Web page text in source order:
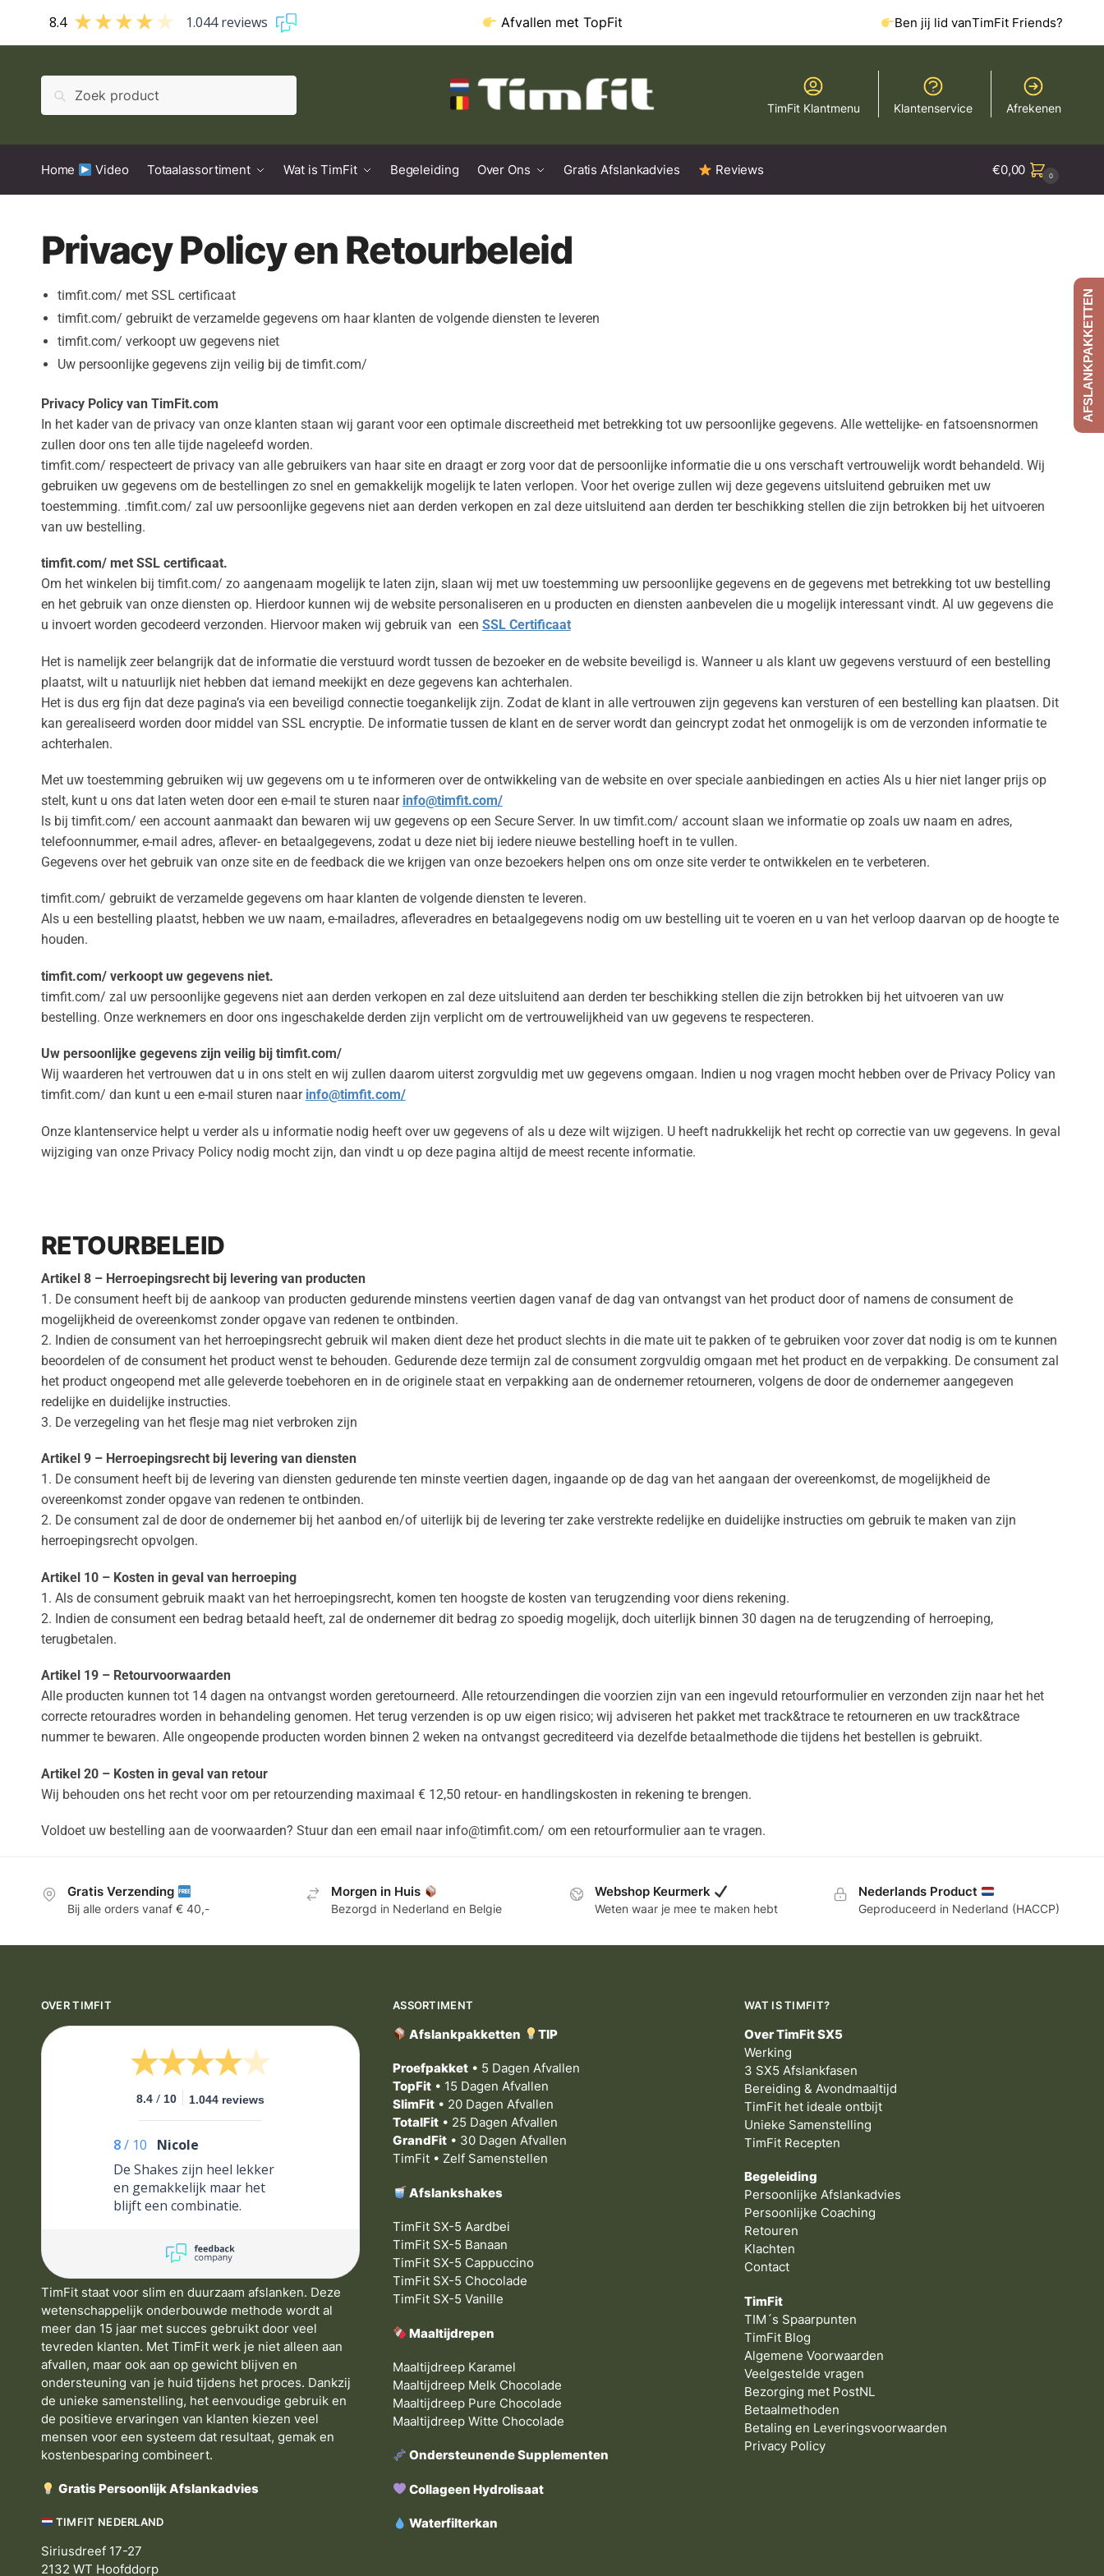
8.4 1.044 reviews Afvallen met TopFit Ben jij lid vanTimFit Friends?
Zoeken
TimFit Klantmenu Klantenservice Afrekenen
Home Video Totaalassortiment Wat is TimFit Begeleiding Over Ons Gratis Afslankadvies Reviews €0,00 0
Privacy Policy en Retourbeleid
timfit.com/ met SSL certificaat
timfit.com/ gebruikt de verzamelde gegevens om haar klanten de volgende diensten te leveren
timfit.com/ verkoopt uw gegevens niet
Uw persoonlijke gegevens zijn veilig bij de timfit.com/
Privacy Policy van TimFit.com
In het kader van de privacy van onze klanten staan wij garant voor een optimale discreetheid met betrekking tot uw persoonlijke gegevens. Alle wettelijke- en fatsoensnormen
zullen door ons ten alle tijde nageleefd worden.
timfit.com/ respecteert de privacy van alle gebruikers van haar site en draagt er zorg voor dat de persoonlijke informatie die u ons verschaft vertrouwelijk wordt behandeld. Wij
gebruiken uw gegevens om de bestellingen zo snel en gemakkelijk mogelijk te laten verlopen. Voor het overige zullen wij deze gegevens uitsluitend gebruiken met uw
toestemming. .timfit.com/ zal uw persoonlijke gegevens niet aan derden verkopen en zal deze uitsluitend aan derden ter beschikking stellen die zijn betrokken bij het uitvoeren
van uw bestelling.
timfit.com/ met SSL certificaat.
Om het winkelen bij timfit.com/ zo aangenaam mogelijk te laten zijn, slaan wij met uw toestemming uw persoonlijke gegevens en de gegevens met betrekking tot uw bestelling
en het gebruik van onze diensten op. Hierdoor kunnen wij de website personaliseren en u producten en diensten aanbevelen die u mogelijk interessant vindt. Al uw gegevens die
u invoert worden gecodeerd verzonden. Hiervoor maken wij gebruik van een SSL Certificaat
Het is namelijk zeer belangrijk dat de informatie die verstuurd wordt tussen de bezoeker en de website beveiligd is. Wanneer u als klant uw gegevens verstuurd of een bestelling
plaatst, wilt u natuurlijk niet hebben dat iemand meekijkt en deze gegevens kan achterhalen.
Het is dus erg fijn dat deze pagina’s via een beveiligd connectie toegankelijk zijn. Zodat de klant in alle vertrouwen zijn gegevens kan versturen of een bestelling kan plaatsen. Dit
kan gerealiseerd worden door middel van SSL encryptie. De informatie tussen de klant en de server wordt dan geincrypt zodat het onmogelijk is om de verzonden informatie te
achterhalen.
Met uw toestemming gebruiken wij uw gegevens om u te informeren over de ontwikkeling van de website en over speciale aanbiedingen en acties Als u hier niet langer prijs op
stelt, kunt u ons dat laten weten door een e-mail te sturen naar info@timfit.com/
ls bij timfit.com/ een account aanmaakt dan bewaren wij uw gegevens op een Secure Server. In uw timfit.com/ account slaan we informatie op zoals uw naam en adres,
telefoonnummer, e-mail adres, aflever- en betaalgegevens, zodat u deze niet bij iedere nieuwe bestelling hoeft in te vullen.
Gegevens over het gebruik van onze site en de feedback die we krijgen van onze bezoekers helpen ons om onze site verder te ontwikkelen en te verbeteren.
timfit.com/ gebruikt de verzamelde gegevens om haar klanten de volgende diensten te leveren.
Als u een bestelling plaatst, hebben we uw naam, e-mailadres, afleveradres en betaalgegevens nodig om uw bestelling uit te voeren en u van het verloop daarvan op de hoogte te
houden.
timfit.com/ verkoopt uw gegevens niet.
timfit.com/ zal uw persoonlijke gegevens niet aan derden verkopen en zal deze uitsluitend aan derden ter beschikking stellen die zijn betrokken bij het uitvoeren van uw
bestelling. Onze werknemers en door ons ingeschakelde derden zijn verplicht om de vertrouwelijkheid van uw gegevens te respecteren.
Uw persoonlijke gegevens zijn veilig bij timfit.com/
Wij waarderen het vertrouwen dat u in ons stelt en wij zullen daarom uiterst zorgvuldig met uw gegevens omgaan. Indien u nog vragen mocht hebben over de Privacy Policy van
timfit.com/ dan kunt u een e-mail sturen naar info@timfit.com/
Onze klantenservice helpt u verder als u informatie nodig heeft over uw gegevens of als u deze wilt wijzigen. U heeft nadrukkelijk het recht op correctie van uw gegevens. In geval
wijziging van onze Privacy Policy nodig mocht zijn, dan vindt u op deze pagina altijd de meest recente informatie.
RETOURBELEID
Artikel 8 – Herroepingsrecht bij levering van producten
1. De consument heeft bij de aankoop van producten gedurende minstens veertien dagen vanaf de dag van ontvangst van het product door of namens de consument de
mogelijkheid de overeenkomst zonder opgave van redenen te ontbinden.
2. Indien de consument van het herroepingsrecht gebruik wil maken dient deze het product slechts in die mate uit te pakken of te gebruiken voor zover dat nodig is om te kunnen
beoordelen of de consument het product wenst te behouden. Gedurende deze termijn zal de consument zorgvuldig omgaan met het product en de verpakking. De consument zal
het product ongeopend met alle geleverde toebehoren en in de originele staat en verpakking aan de ondernemer retourneren, volgens de door de ondernemer aangegeven
redelijke en duidelijke instructies.
3. De verzegeling van het flesje mag niet verbroken zijn
Artikel 9 – Herroepingsrecht bij levering van diensten
1. De consument heeft bij de levering van diensten gedurende ten minste veertien dagen, ingaande op de dag van het aangaan der overeenkomst, de mogelijkheid de
overeenkomst zonder opgave van redenen te ontbinden.
2. De consument zal de door de ondernemer bij het aanbod en/of uiterlijk bij de levering ter zake verstrekte redelijke en duidelijke instructies om gebruik te maken van zijn
herroepingsrecht opvolgen.
Artikel 10 – Kosten in geval van herroeping
1. Als de consument gebruik maakt van het herroepingsrecht, komen ten hoogste de kosten van terugzending voor diens rekening.
2. Indien de consument een bedrag betaald heeft, zal de ondernemer dit bedrag zo spoedig mogelijk, doch uiterlijk binnen 30 dagen na de terugzending of herroeping,
terugbetalen.
Artikel 19 – Retourvoorwaarden
Alle producten kunnen tot 14 dagen na ontvangst worden geretourneerd. Alle retourzendingen die voorzien zijn van een ingevuld retourformulier en verzonden zijn naar het het
correcte retouradres worden in behandeling genomen. Het terug verzenden is op uw eigen risico; wij adviseren het pakket met track&trace te retourneren en uw track&trace
nummer te bewaren. Alle ongeopende producten worden binnen 2 weken na ontvangst gecrediteerd via dezelfde betaalmethode die tijdens het bestellen is gebruikt.
Artikel 20 – Kosten in geval van retour
Wij behouden ons het recht voor om per retourzending maximaal € 12,50 retour- en handlingskosten in rekening te brengen.
Voldoet uw bestelling aan de voorwaarden? Stuur dan een email naar info@timfit.com/ om een retourformulier aan te vragen.
Gratis Verzending
Bij alle orders vanaf € 40,-
Morgen in Huis
Bezorgd in Nederland en Belgie
Webshop Keurmerk
Weten waar je mee te maken hebt
Nederlands Product
Geproduceerd in Nederland (HACCP)
OVER TIMFIT
8.4 / 10 1.044 reviews
8/ 10
Nicole
De Shakes zijn heel lekker
en gemakkelijk maar het
blijft een combinatie.
TimFit staat voor slim en duurzaam afslanken. Deze
wetenschappelijk onderbouwde methode wordt al
meer dan 15 jaar met succes gebruikt door veel
tevreden klanten. Met TimFit werk je niet alleen aan
afvallen, maar ook aan op gewicht blijven en
ondersteuning van je huid tijdens het proces. Dankzij
de unieke samenstelling, het eenvoudige gebruik en
de positieve ervaringen van klanten kiezen veel
mensen voor een systeem dat resultaat, gemak en
kostenbesparing combineert.
Gratis Persoonlijk Afslankadvies
TIMFIT NEDERLAND
Siriusdreef 17-27
2132 WT Hoofddorp
ASSORTIMENT
Afslankpakketten TIP
Proefpakket• 5 Dagen Afvallen
TopFit• 15 Dagen Afvallen
SlimFit• 20 Dagen Afvallen
TotalFit• 25 Dagen Afvallen
GrandFit• 30 Dagen Afvallen
TimFit • Zelf Samenstellen
Afslankshakes
TimFit SX-5 Aardbei
TimFit SX-5 Banaan
TimFit SX-5 Cappuccino
TimFit SX-5 Chocolade
TimFit SX-5 Vanille
Maaltijdrepen
Maaltijdreep Karamel
Maaltijdreep Melk Chocolade
Maaltijdreep Pure Chocolade
Maaltijdreep Witte Chocolade
Ondersteunende Supplementen
Collageen Hydrolisaat
Waterfilterkan
WAT IS TIMFIT?
Over TimFit SX5
Werking
3 SX5 Afslankfasen
Bereiding & Avondmaaltijd
TimFit het ideale ontbijt
Unieke Samenstelling
TimFit Recepten
Begeleiding
Persoonlijke Afslankadvies
Persoonlijke Coaching
Retouren
Klachten
Contact
TimFit
TIM´s Spaarpunten
TimFit Blog
Algemene Voorwaarden
Veelgestelde vragen
Bezorging met PostNL
Betaalmethoden
Betaling en Leveringsvoorwaarden
Privacy Policy
AFSLANKPAKKETTEN